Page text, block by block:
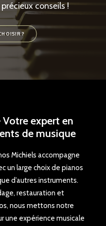
conseils !
?
expert en
de musique
Michiels accompagne
un large choix de pianos
d’autres instruments.
restauration et
nous mettons notre
une expérience musicale